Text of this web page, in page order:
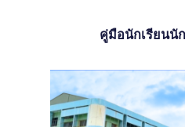
คู่มือนักเรียนนั